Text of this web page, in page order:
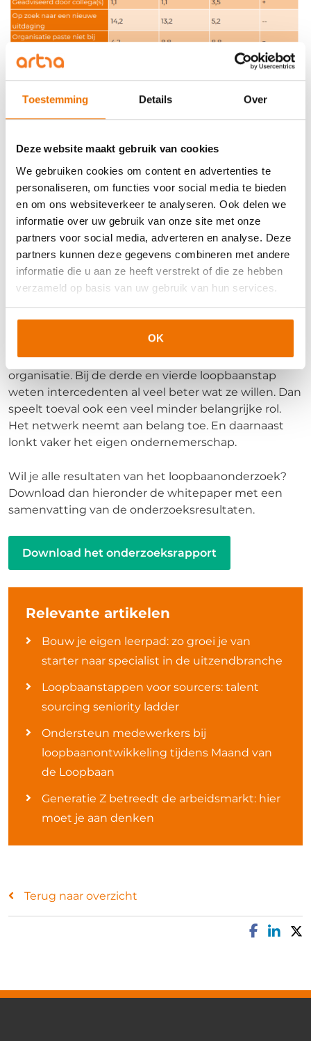
Toestemming Details Over
Deze website maakt gebruik van cookies
We gebruiken cookies om content en advertenties te
personaliseren, om functies voor social media te bieden
en om ons websiteverkeer te analyseren. Ook delen we
informatie over uw gebruik van onze site met onze
partners voor social media, adverteren en analyse. Deze
partners kunnen deze gegevens combineren met andere
informatie die u aan ze heeft verstrekt of die ze hebben
verzameld op basis van uw gebruik van hun services.
OK
Bron: Loopbaanonderzoek artra 2020
Kortom
In het begin van de intercedentenloopbaan is het
nog een beetje zoeken. Wat wil je? Wat kun je? Past
deze organisatie wel bij mij? Intercedenten gaan
dan op eigen initiatief op zoek naar een andere baan.
Ze gaan op zoek naar een andere ‘uitdaging’ of
organisatie. Bij de derde en vierde loopbaanstap
weten intercedenten al veel beter wat ze willen. Dan
speelt toeval ook een veel minder belangrijke rol.
Het netwerk neemt aan belang toe. En daarnaast
lonkt vaker het eigen ondernemerschap.
Wil je alle resultaten van het loopbaanonderzoek?
Download dan hieronder de whitepaper met een
samenvatting van de onderzoeksresultaten.
Download het onderzoeksrapport
Relevante artikelen
Bouw je eigen leerpad: zo groei je van
starter naar specialist in de uitzendbranche
Loopbaanstappen voor sourcers: talent
sourcing seniority ladder
Ondersteun medewerkers bij
loopbaanontwikkeling tijdens Maand van
de Loopbaan
Generatie Z betreedt de arbeidsmarkt: hier
moet je aan denken
Terug naar overzicht